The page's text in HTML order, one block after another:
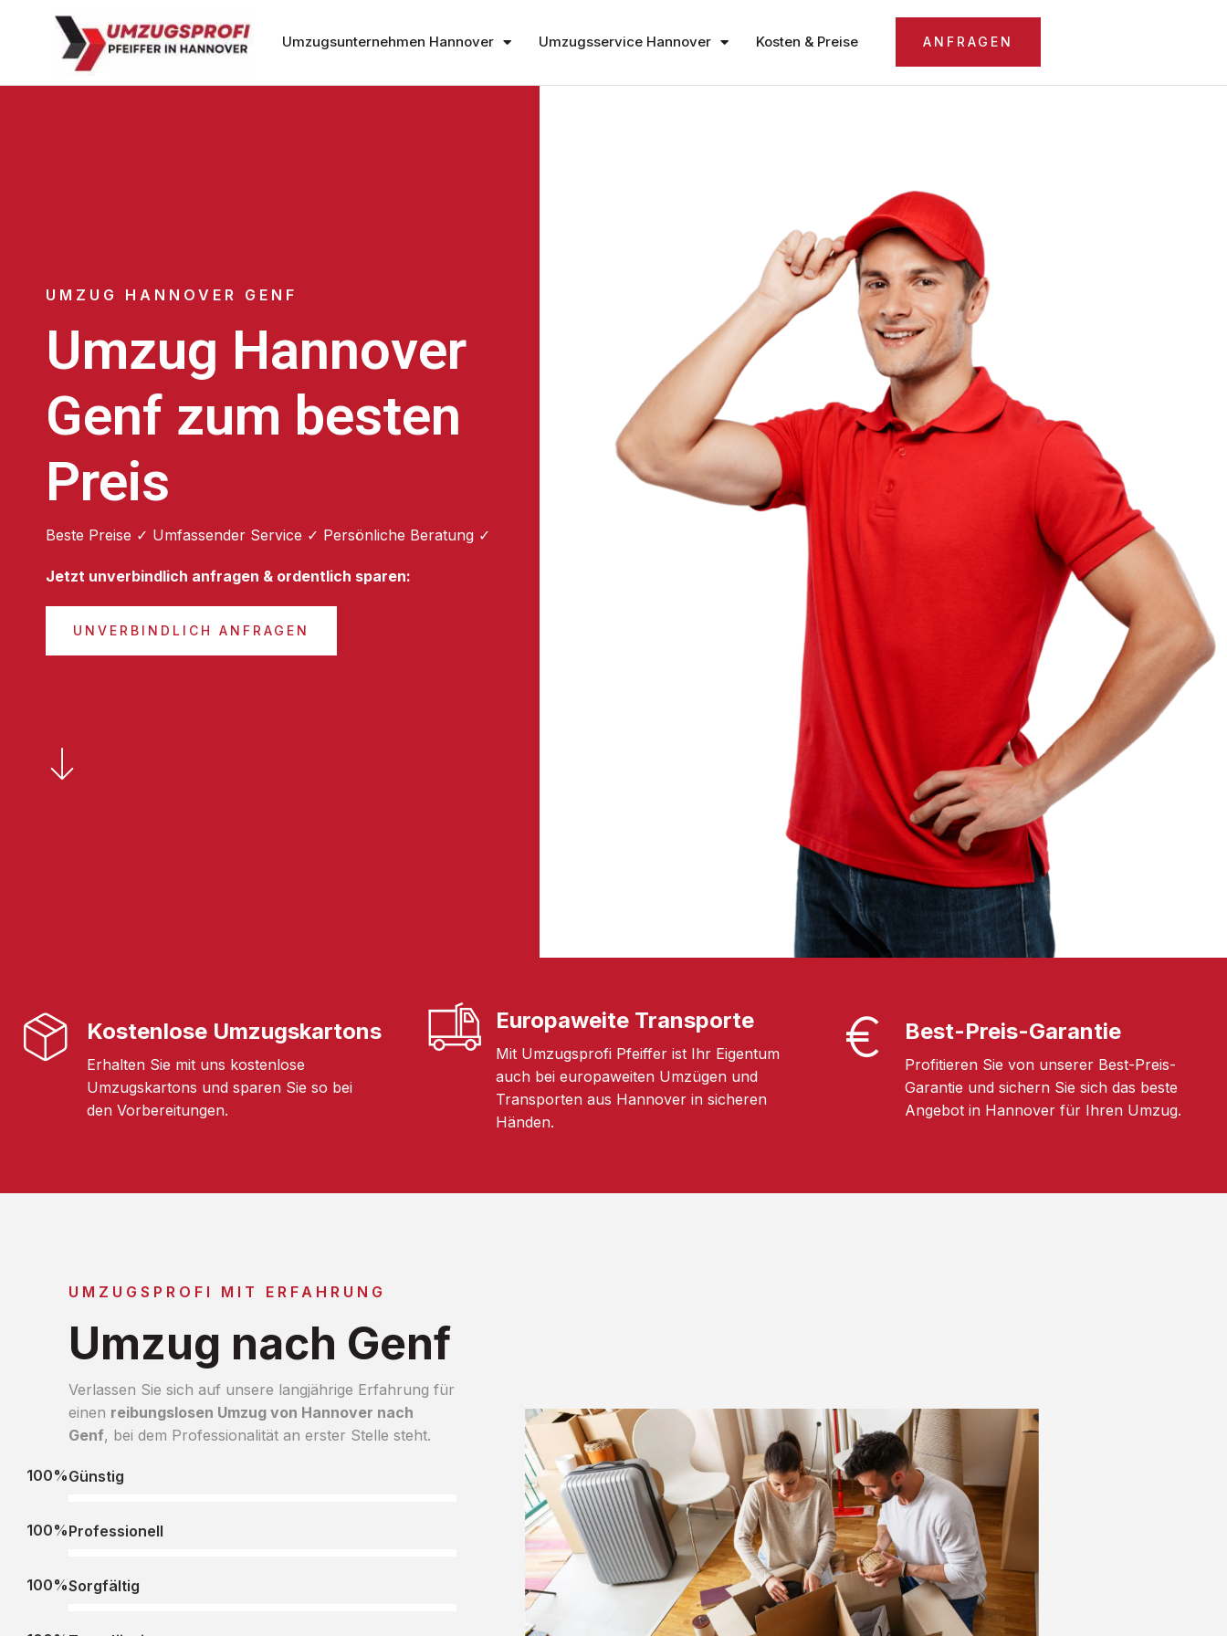
Umzugsunternehmen Hannover Umzugsservice Hannover Kosten & Preise ANFRAGEN
UMZUG HANNOVER GENF
Umzug Hannover
Genf zum besten
Preis
Beste Preise ✓ Umfassender Service ✓ Persönliche Beratung ✓
Jetzt unverbindlich anfragen & ordentlich sparen:
UNVERBINDLICH ANFRAGEN
Kostenlose Umzugskartons
Erhalten Sie mit uns kostenlose
Umzugskartons und sparen Sie so bei
den Vorbereitungen.
Europaweite Transporte
Mit Umzugsprofi Pfeiffer ist Ihr Eigentum
auch bei europaweiten Umzügen und
Transporten aus Hannover in sicheren
Händen.
Best-Preis-Garantie
Profitieren Sie von unserer Best-Preis-
Garantie und sichern Sie sich das beste
Angebot in Hannover für Ihren Umzug.
UMZUGSPROFI MIT ERFAHRUNG
Umzug nach Genf
Verlassen Sie sich auf unsere langjährige Erfahrung für
einen reibungslosen Umzug von Hannover nach
Genf, bei dem Professionalität an erster Stelle steht.
Günstig
100%
Professionell
100%
Sorgfältig
100%